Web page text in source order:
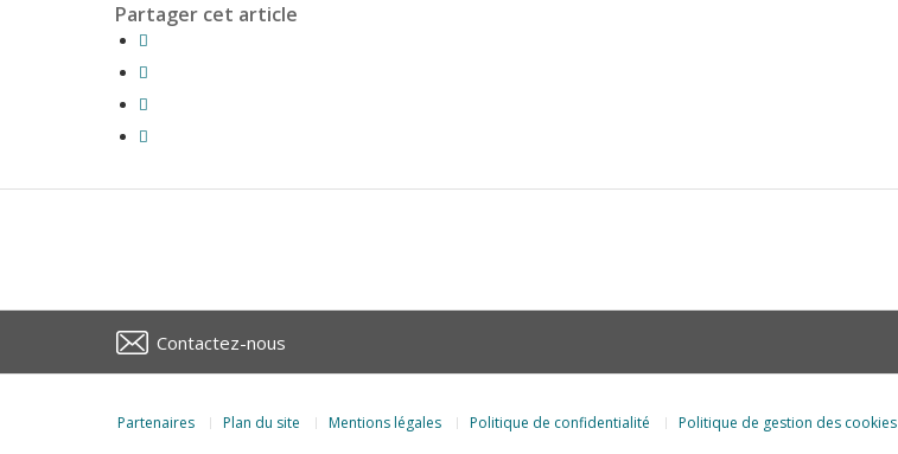
Partager cet article
Contactez-nous
Partenaires Plan du site Mentions légales Politique de confidentialité Politique de gestion des cookies